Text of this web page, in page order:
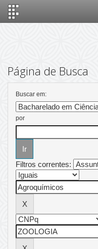
Página de Busca
Buscar em:
por
Filtros correntes: